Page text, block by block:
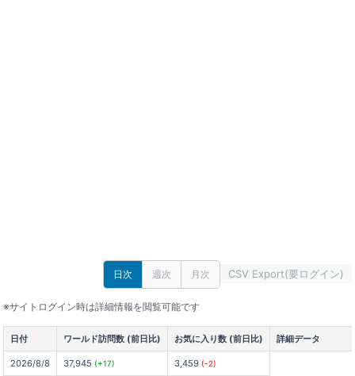
日次 週次 月次 CSV Export(要ログイン)
※サイトログイン時は詳細情報を閲覧可能です
日付 ワールド訪問数 (前日比) お気に入り数 (前日比) 詳細データ
2026/8/8 37,945 (+17) 3,459 (-2)